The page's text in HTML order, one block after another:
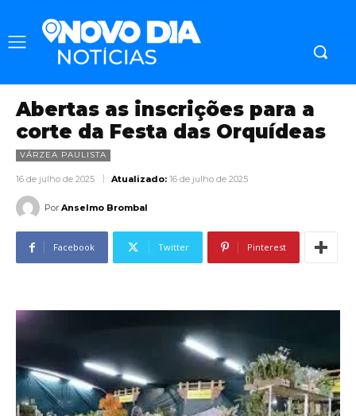
Abertas as inscrições para a
corte da Festa das Orquídeas
VÁRZEA PAULISTA
16 de julho de 2025 Atualizado: 16 de julho de 2025
Por Anselmo Brombal
Facebook Twitter Pinterest